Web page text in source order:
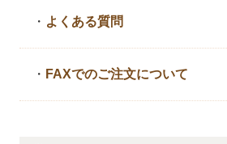
・ よくある質問
・ FAXでのご注文について